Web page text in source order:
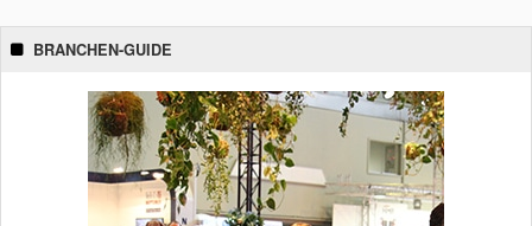
BRANCHEN-GUIDE